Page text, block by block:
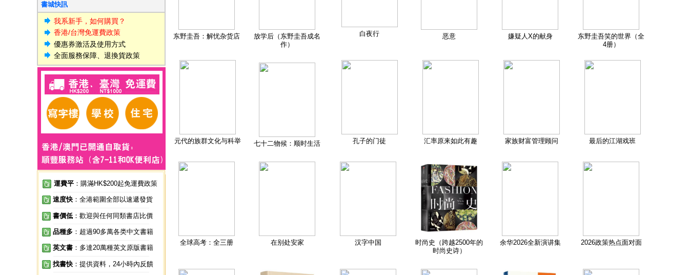
書城快訊
我系新手，如何購買？
香港/台灣免運費政策
優惠券激活及使用方式
全面服務保障、退換貨政策
運費平 ：購滿HK$200起免運費政策
速度快 ：全港範圍全部以速遞發貨
書價低 ：歡迎與任何同類書店比價
品種多 ：超過90多萬各类中文書籍
英文書 ：多達20萬種英文原版書籍
找書快 ：提供資料，24小時內反饋
东野圭吾：解忧杂货店
放学后（东野圭吾成名
作）
白夜行 恶意 嫌疑人X的献身
东野圭吾笑的世界（全
4册）
元代的族群文化与科举 七十二物候：顺时生活 孔子的门徒 汇率原来如此有趣 家族财富管理顾问 最后的江湖戏班
全球高考：全三册 在别处安家 汉字中国
时尚史（跨越2500年的
时尚史诗）
余华2026全新演讲集 2026政策热点面对面